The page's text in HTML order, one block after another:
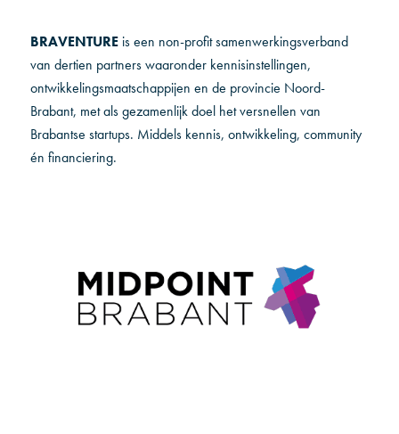
BRAVENTURE is een non-profit samenwerkingsverband
van dertien partners waaronder kennisinstellingen,
ontwikkelingsmaatschappijen en de provincie Noord-
Brabant, met als gezamenlijk doel het versnellen van
Brabantse startups. Middels kennis, ontwikkeling, community
én financiering.